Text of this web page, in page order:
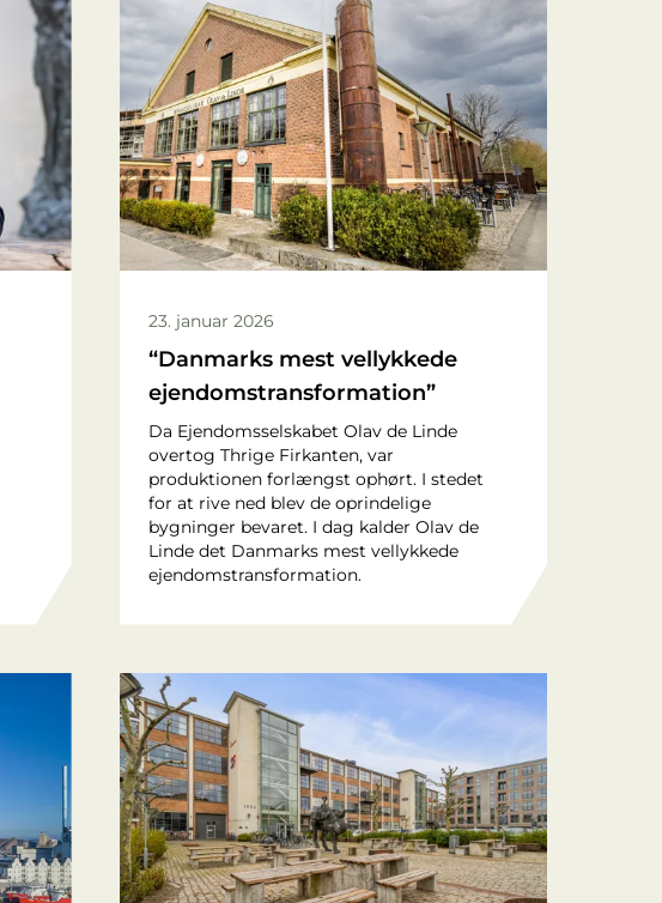
23. januar 2026
“Danmarks mest vellykkede
ejendomstransformation”
Da Ejendomsselskabet Olav de Linde
overtog Thrige Firkanten, var
produktionen forlængst ophørt. I stedet
for at rive ned blev de oprindelige
bygninger bevaret. I dag kalder Olav de
Linde det Danmarks mest vellykkede
ejendomstransformation.